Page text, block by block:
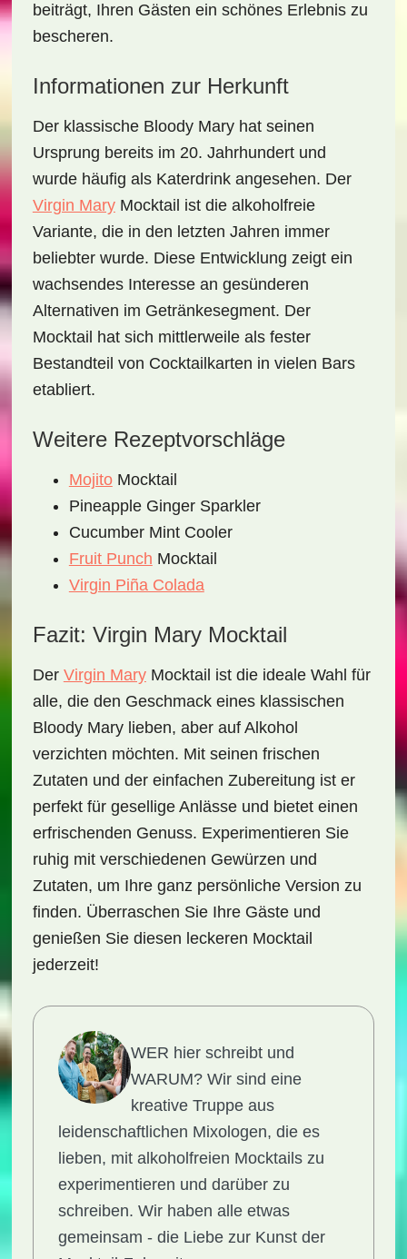
beiträgt, Ihren Gästen ein schönes Erlebnis zu
bescheren.
Informationen zur Herkunft
Der klassische Bloody Mary hat seinen
Ursprung bereits im 20. Jahrhundert und
wurde häufig als Katerdrink angesehen. Der
Virgin MaryMocktail ist die alkoholfreie
Variante, die in den letzten Jahren immer
beliebter wurde. Diese Entwicklung zeigt ein
wachsendes Interesse an gesünderen
Alternativen im Getränkesegment. Der
Mocktail hat sich mittlerweile als fester
Bestandteil von Cocktailkarten in vielen Bars
etabliert.
Weitere Rezeptvorschläge
MojitoMocktail
Pineapple Ginger Sparkler
Cucumber Mint Cooler
Fruit Punch Mocktail
Virgin Piña Colada
Fazit: Virgin Mary Mocktail
Der Virgin MaryMocktail ist die ideale Wahl für
alle, die den Geschmack eines klassischen
Bloody Mary lieben, aber auf Alkohol
verzichten möchten. Mit seinen frischen
Zutaten und der einfachen Zubereitung ist er
perfekt für gesellige Anlässe und bietet einen
erfrischenden Genuss. Experimentieren Sie
ruhig mit verschiedenen Gewürzen und
Zutaten, um Ihre ganz persönliche Version zu
finden. Überraschen Sie Ihre Gäste und
genießen Sie diesen leckeren Mocktail
jederzeit!
WER hier schreibt und
WARUM?Wir sind eine
kreative Truppe aus
leidenschaftlichen Mixologen, die es
lieben, mit alkoholfreien Mocktails zu
experimentieren und darüber zu
schreiben. Wir haben alle etwas
gemeinsam - die Liebe zur Kunst der